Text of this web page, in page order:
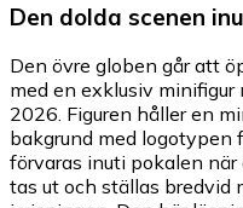
Den dolda scenen
Den övre globen går att
med en exklusiv minifigur
2026. Figuren håller en
bakgrund med logotypen
förvaras inuti pokalen
tas ut och ställas bredvid